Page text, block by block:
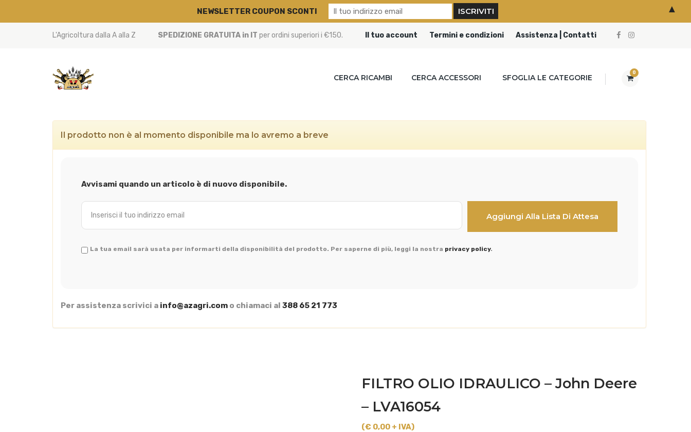
L'Agricoltura dalla A alla Z SPEDIZIONE GRATUITA in IT per ordini superiori i €150. Il tuo account Termini e condizioni Assistenza | Contatti
0
CERCA RICAMBI CERCA ACCESSORI SFOGLIA LE CATEGORIE
Il prodotto non è al momento disponibile ma lo avremo a breve
Avvisami quando un articolo è di nuovo disponibile.
La tua email sarà usata per informarti della disponibilità del prodotto. Per saperne di più, leggi la nostra privacy policy.
Per assistenza scrivici a info@azagri.com o chiamaci al 388 65 21 773
FILTRO OLIO IDRAULICO – John Deere
– LVA16054
(€ 0,00 + IVA)
NEWSLETTER COUPON SCONTI ▲